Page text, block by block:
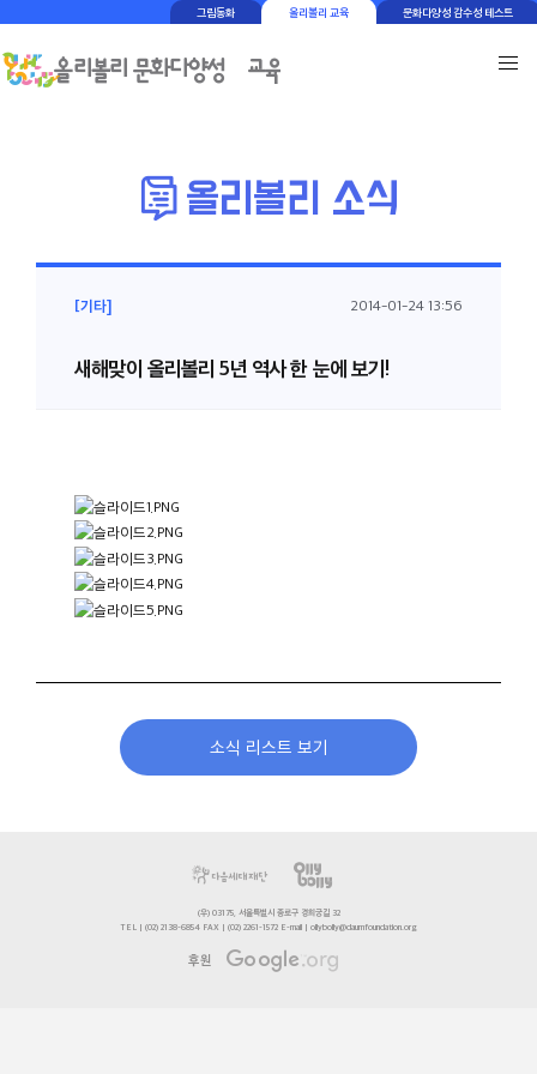
그림동화 올리볼리 교육 문화다양성 감수성 테스트
[기타] 2014-01-24 13:56
새해맞이 올리볼리 5년 역사 한 눈에 보기!
소식 리스트 보기
(우) 03175, 서울특별시 종로구 경희궁길 32
TEL | (02) 2138-6854 FAX | (02) 2261-1572 E-mail | ollybolly@daumfoundation.org
후원